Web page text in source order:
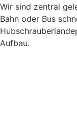
Wir sind zentral
Bahn oder Bus
Aufbau.